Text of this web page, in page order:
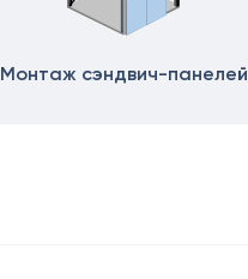
Монтаж сэндвич-панелей